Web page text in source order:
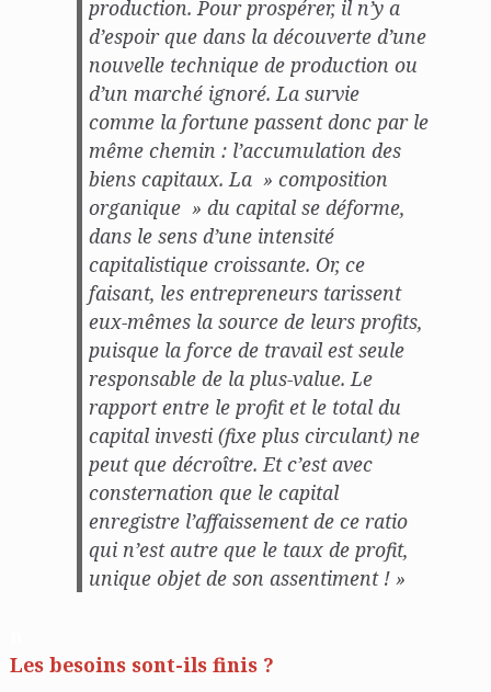
production. Pour prospérer, il n’y a
d’espoir que dans la découverte d’une
nouvelle technique de production ou
d’un marché ignoré. La survie
comme la fortune passent donc par le
même chemin : l’accumulation des
biens capitaux. La » composition
organique » du capital se déforme,
dans le sens d’une intensité
capitalistique croissante. Or, ce
faisant, les entrepreneurs tarissent
eux-mêmes la source de leurs profits,
puisque la force de travail est seule
responsable de la plus-value. Le
rapport entre le profit et le total du
capital investi (fixe plus circulant) ne
peut que décroître. Et c’est avec
consternation que le capital
enregistre l’affaissement de ce ratio
qui n’est autre que le taux de profit,
unique objet de son assentiment ! »
Les besoins sont-ils finis ?